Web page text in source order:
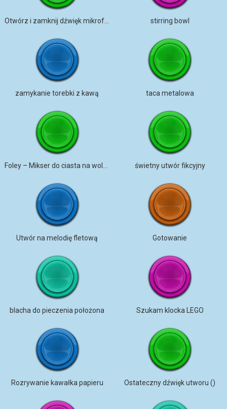
Otwórz i zamknij dźwięk mikrofalówki stirring bowl
zamykanie torebki z kawą taca metalowa
świetny utwór fikcyjny
Utwór na melodię fletową Gotowanie
blacha do pieczenia położona Szukam klocka LEGO
Rozrywanie kawałka papieru Ostateczny dźwięk utworu ()